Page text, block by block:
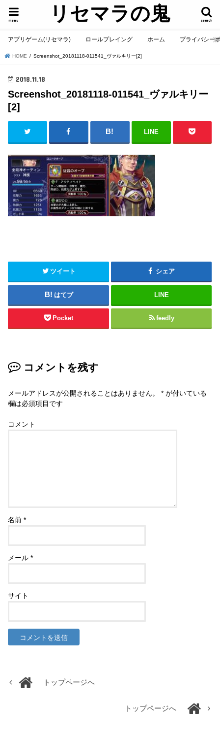
リセマラの鬼 search
menu
アプリゲーム(リセマラ) ロールプレイング ホーム プライバシー
HOME Screenshot_20181118-011541_ヴァルキリー[2]
2018.11.18
Screenshot_20181118-011541_ヴァルキリー
[2]
LINE
ツイート シェア
はてブ LINE
Pocket feedly
コメントを残す
メールアドレスが公開されることはありません。 * が付いている
欄は必須項目です
コメント
名前*
メール*
サイト
トップページへ
トップページへ